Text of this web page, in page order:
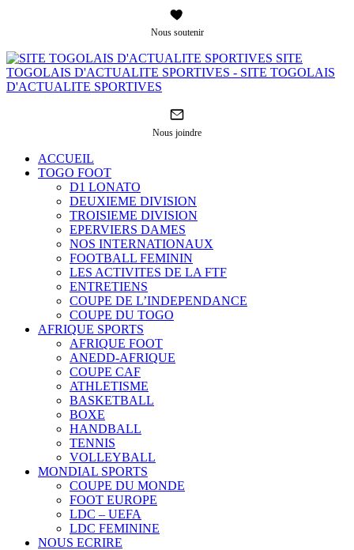
Nous soutenir
SITE
TOGOLAIS D'ACTUALITE SPORTIVES - SITE TOGOLAIS
D'ACTUALITE SPORTIVES
Nous joindre
ACCUEIL
TOGO FOOT
D1 LONATO
DEUXIEME DIVISION
TROISIEME DIVISION
EPERVIERS DAMES
NOS INTERNATIONAUX
FOOTBALL FEMININ
LES ACTIVITES DE LA FTF
ENTRETIENS
COUPE DE L’INDEPENDANCE
COUPE DU TOGO
AFRIQUE SPORTS
AFRIQUE FOOT
ANEDD-AFRIQUE
COUPE CAF
ATHLETISME
BASKETBALL
BOXE
HANDBALL
TENNIS
VOLLEYBALL
MONDIAL SPORTS
COUPE DU MONDE
FOOT EUROPE
LDC – UEFA
LDC FEMININE
NOUS ECRIRE